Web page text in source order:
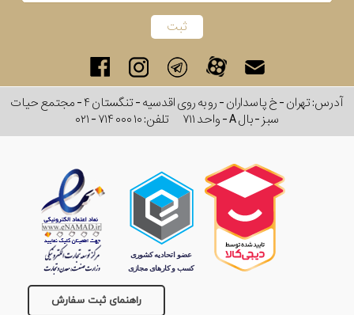
آدرس: تهران - خ پاسداران - رو به روی اقدسیه - تنگستان ۴ - مجتمع حیات
سبز - بال A - واحد ۷۱۱
تلفن:۰۲۱ - ۷۱۴ ۰۰۰ ۱۰
راهنمای ثبت سفارش